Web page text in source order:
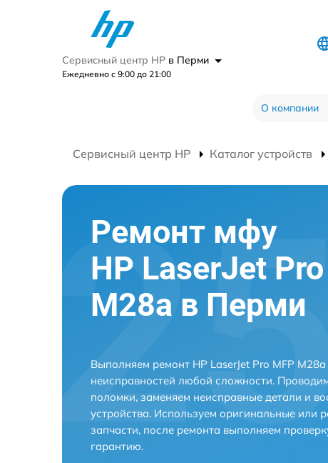
Сервисный центр HP в Перми
Ежедневно с 9:00 до 21:00
О компании
Сервисный центр HP Каталог устройств
Ремонт мфу
HP LaserJet
M28a в Перми
Выполняем ремонт HP LaserJet Pro MFP
неисправностей любой сложности.
поломки, заменяем неисправные детали и
устройства. Используем оригинальные или
запчасти, после ремонта выполняем
гарантию.